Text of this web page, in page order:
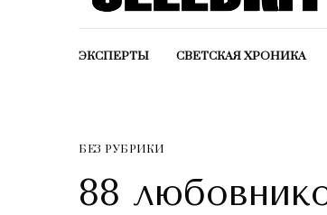
ЭКСПЕРТЫ СВЕТСКАЯ ХРОНИКА
БЕЗ РУБРИКИ
88